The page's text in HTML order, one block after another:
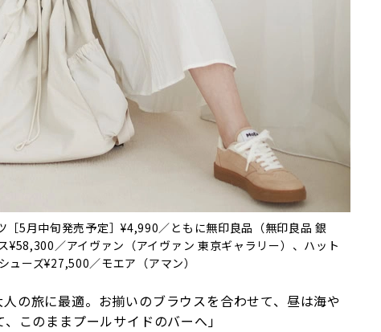
5月中旬発売予定］¥4,990／ともに無印良品（無印良品 銀
／アイヴァン（アイヴァン 東京ギャラリー）、ハット
ーズ¥27,500／モエア（アマン）
の旅に最適。お揃いのブラウスを合わせて、昼は海や
このままプールサイドのバーへ」